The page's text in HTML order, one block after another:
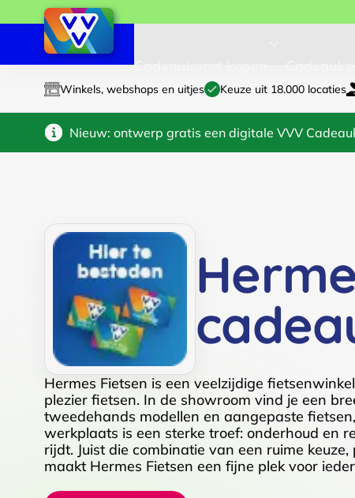
Winkels, webshops en uitjes Keuze uit 18.000 locaties
Nieuw: ontwerp gratis een digitale VVV
Hermes Fietsen is een veelzijdige
plezier fietsen. In de showroom vind je een
tweedehands modellen en aangepaste
werkplaats is een sterke troef: onderhoud en
rijdt. Juist die combinatie van een ruime
maakt Hermes Fietsen een fijne plek voor